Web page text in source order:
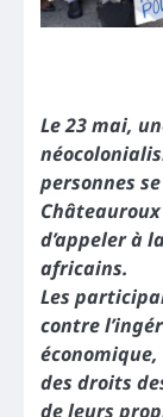
Le 23 mai,
personnes
d’appeler à
africains.
Les
contre
des droits
de leurs